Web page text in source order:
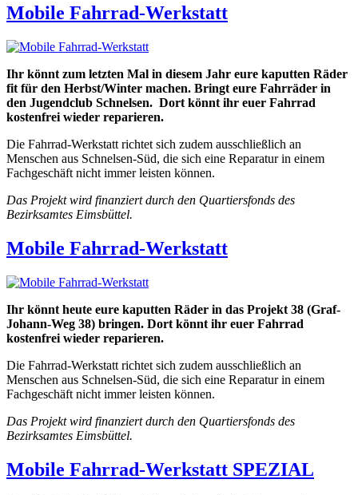
Mobile Fahrrad-Werkstatt
Ihr könnt zum letzten Mal in diesem Jahr eure kaputten Räder
fit für den Herbst/Winter machen. Bringt eure Fahrräder in
den Jugendclub Schnelsen. Dort könnt ihr euer Fahrrad
kostenfrei wieder reparieren.
Die Fahrrad-Werkstatt richtet sich zudem ausschließlich an
Menschen aus Schnelsen-Süd, die sich eine Reparatur in einem
Fachgeschäft nicht immer leisten können.
Das Projekt wird finanziert durch den Quartiersfonds des
Bezirksamtes Eimsbüttel.
Mobile Fahrrad-Werkstatt
Ihr könnt heute eure kaputten Räder in das Projekt 38 (Graf-
Johann-Weg 38) bringen. Dort könnt ihr euer Fahrrad
kostenfrei wieder reparieren.
Die Fahrrad-Werkstatt richtet sich zudem ausschließlich an
Menschen aus Schnelsen-Süd, die sich eine Reparatur in einem
Fachgeschäft nicht immer leisten können.
Das Projekt wird finanziert durch den Quartiersfonds des
Bezirksamtes Eimsbüttel.
Mobile Fahrrad-Werkstatt SPEZIAL